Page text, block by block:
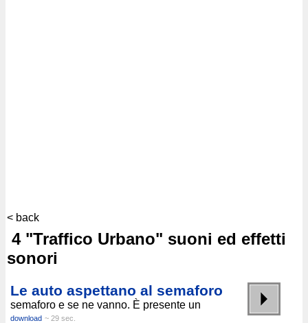
< back
4 "Traffico Urbano" suoni ed effetti
sonori
Le auto aspettano al semaforo
semaforo e se ne vanno. È presente un
download ~ 29 sec.